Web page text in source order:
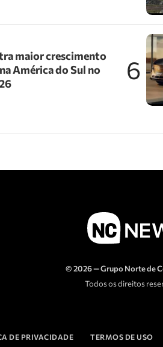
maior crescimento
América do Sul no
6
© 2026 — Grupo Norte de
Todos os direitos
DE PRIVACIDADE TERMOS DE USO